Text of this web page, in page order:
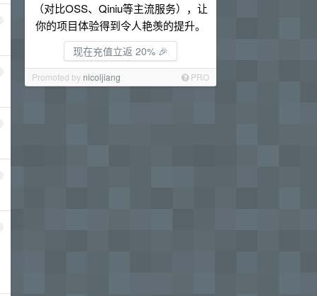
（对比OSS、Qiniu等主流服务），让
你的项目体验得到令人艳羡的提升。
现在充值立返 20% 🎉
Promoted by nicoljiang PRO